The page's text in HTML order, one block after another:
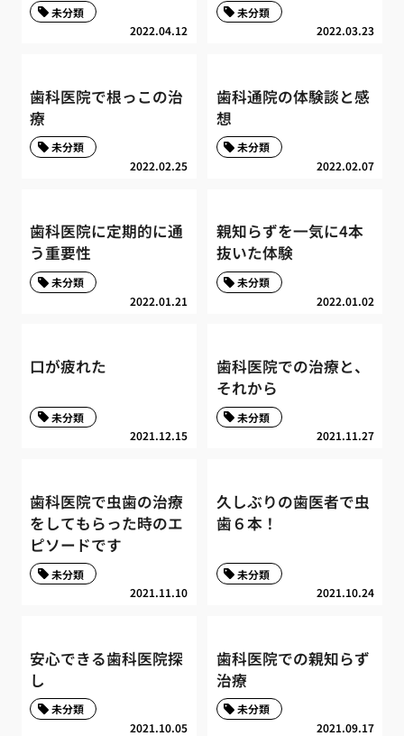
2022.04.12
未分類
2022.03.23
未分類
歯科医院で根っこの治
療
2022.02.25
未分類
歯科通院の体験談と感
想
2022.02.07
未分類
歯科医院に定期的に通
う重要性
2022.01.21
未分類
親知らずを一気に4本
抜いた体験
2022.01.02
未分類
口が疲れた
2021.12.15
未分類
歯科医院での治療と、
それから
2021.11.27
未分類
歯科医院で虫歯の治療
をしてもらった時のエ
ピソードです
2021.11.10
未分類
久しぶりの歯医者で虫
歯６本！
2021.10.24
未分類
安心できる歯科医院探
し
2021.10.05
未分類
歯科医院での親知らず
治療
2021.09.17
未分類